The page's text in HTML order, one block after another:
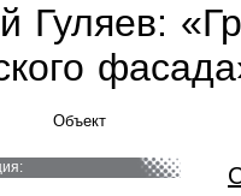
Гуляев:
Объект